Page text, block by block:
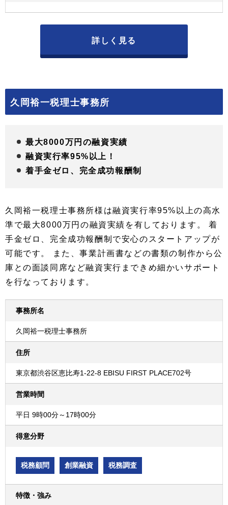
詳しく見る
久岡裕一税理士事務所
最大8000万円の融資実績
融資実行率95%以上！
着手金ゼロ、完全成功報酬制
久岡裕一税理士事務所様は融資実行率95%以上の高水
準で最大8000万円の融資実績を有しております。 着
手金ゼロ、完全成功報酬制で安心のスタートアップが
可能です。 また、事業計画書などの書類の制作から公
庫との面談同席など融資実行まできめ細かいサポート
を行なっております。
事務所名
久岡裕一税理士事務所
住所
東京都渋谷区恵比寿1-22-8 EBISU FIRST PLACE702号
営業時間
平日 9時00分～17時00分
得意分野
税務顧問 創業融資 税務調査
特徴・強み